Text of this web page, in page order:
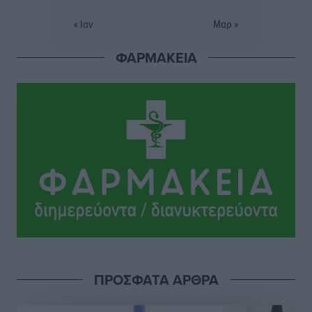
Εθνικός Αρχίπολης: Μεγάλο βήμα προόδου η ίδρυση
πριν 11 ώρες
ΠΑΜΕ ΣΤΟΙΧΗΜΑ: Περισσότερα από 95 εκατομμύρια
ευρώ σε κέρδη μοίρασε τον Ιούλιο
Αθλητικά• πριν 11 ώρες
Ολοκλήρωση του έργου αναβάθμισης των
Γ.Σ. Διαγόρας: Στα «κυανέρυθρα» ο Janni Pembe
« Ιαν Μαρ »
ΦΑΡΜΑΚΕΙΑ
ΠΡΟΣΦΑΤΑ ΑΡΘΡΑ